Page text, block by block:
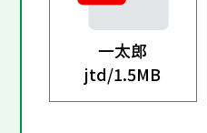
一太郎
jtd/1.5MB